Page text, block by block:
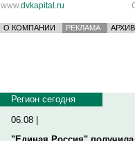
www.dvkapital.ru
О КОМПАНИИ РЕКЛАМА АРХИВ
Регион сегодня
06.08 |